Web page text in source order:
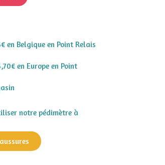
en Belgique en Point Relais
en Europe en Point
notre pédimètre à